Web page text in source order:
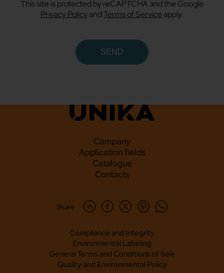
This site is protected by reCAPTCHA and the Google
Privacy PolicyandTerms of Service apply.
Company
Application fields
Catalogue
Contacts
Compliance and Integrity
Environmental Labeling
General Terms and Conditions of Sale
Quality and Environmental Policy
Share